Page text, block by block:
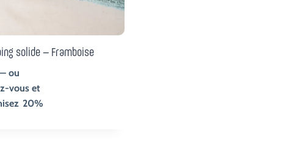
solide – Framboise
ou
vous et
20%